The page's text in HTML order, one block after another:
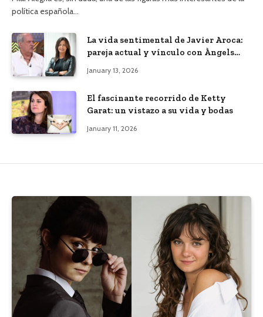
política española…
La vida sentimental de Javier Aroca:
pareja actual y vínculo con Àngels
January 13, 2026
El fascinante recorrido de Ketty
Garat: un vistazo a su vida y bodas
January 11, 2026